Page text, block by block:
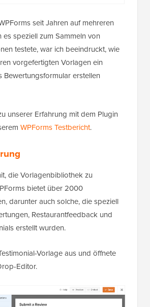
seit Jahren auf mehreren
es speziell zum Sammeln von
testete, war ich beeindruckt, wie
vorgefertigten Vorlagen ein
Bewertungsformular erstellen
unserer Erfahrung mit dem Plugin
WPForms Testbericht.
die Vorlagenbibliothek zu
bietet über 2000
darunter auch solche, die speziell
Restaurantfeedback und
erstellt wurden.
Vorlage aus und öffnete
Editor.